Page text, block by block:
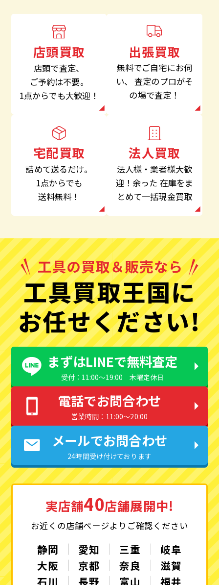
店頭買取
店頭で査定、
ご予約は不要。
1点からでも大歓迎！
出張買取
無料でご自宅にお伺
い、 査定のプロがそ
の場で査定！
宅配買取
詰めて送るだけ。
1点からでも
送料無料！
法人買取
法人様・業者様大歓
迎！余った 在庫をま
とめて一括現金買取
工具買取王国に
お任せください!
まずはLINEで無料査定
受付：11:00〜19:00 木曜定休日
電話でお問合わせ
営業時間：11:00〜20:00
メールでお問合わせ
24時間受け付けております
実店舗40店舗展開中!
お近くの店舗ページよりご確認ください
静岡 愛知 三重
岐阜
大阪
京都 奈良
滋賀
石川
長野 富山
福井